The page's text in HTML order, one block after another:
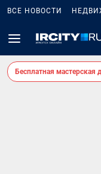
ВСЕ НОВОСТИ
Бесплатная мастерская